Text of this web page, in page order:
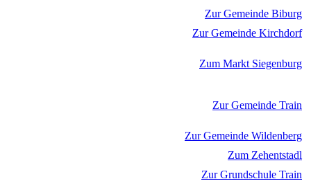
Zur Gemeinde Biburg
Zur Gemeinde Kirchdorf
Zum Markt Siegenburg
Zur Gemeinde Train
Zur Gemeinde Wildenberg
Zum Zehentstadl
Zur Grundschule Train